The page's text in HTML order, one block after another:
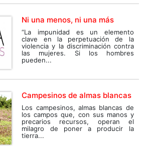
Ni una menos, ni una más
“La impunidad es un elemento
clave en la perpetuación de la
violencia y la discriminación contra
las mujeres. Si los hombres
pueden...
Campesinos de almas blancas
Los campesinos, almas blancas de
los campos que, con sus manos y
precarios recursos, operan el
milagro de poner a producir la
tierra...